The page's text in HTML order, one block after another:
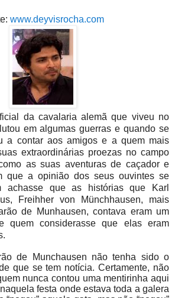
www.deyvisrocha.com
da cavalaria alemã que viveu no
em algumas guerras e quando se
a contar aos amigos e a quem mais
extraordinárias proezas no campo
as suas aventuras de caçador e
que a opinião dos seus ouvintes se
achasse que as histórias que Karl
Freihher von Münchhausen, mais
de Munhausen, contava eram um
quem considerasse que elas eram
de Munchausen não tenha sido o
que se tem notícia. Certamente, não
nunca contou uma mentirinha aqui
festa onde estava toda a galera